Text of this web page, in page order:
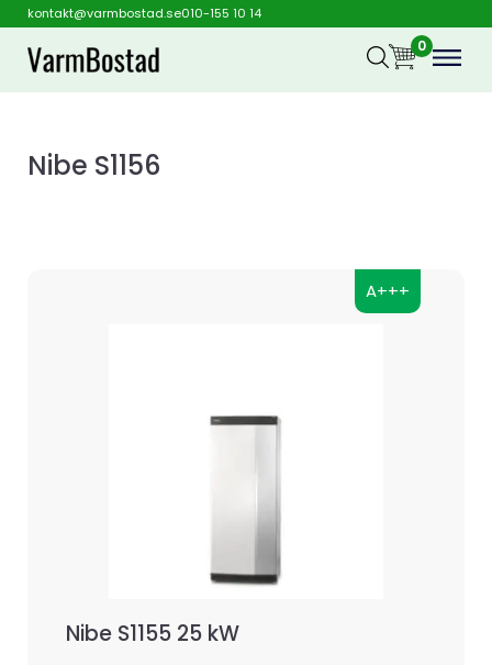
kontakt@varmbostad.se010-155 10 14
0
Nibe S1156
Nibe S1155 25 kW
A+++